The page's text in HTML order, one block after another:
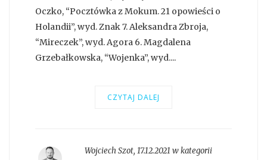
Oczko, “Pocztówka z Mokum. 21 opowieści o
Holandii”, wyd. Znak 7. Aleksandra Zbroja,
“Mireczek”, wyd. Agora 6. Magdalena
Grzebałkowska, “Wojenka”, wyd....
CZYTAJ DALEJ
Wojciech Szot, 17.12.2021 w kategorii